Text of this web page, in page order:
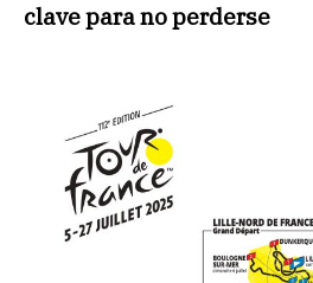
clave para no perderse